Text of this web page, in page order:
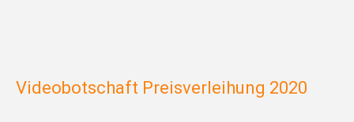
Videobotschaft Preisverleihung 2020